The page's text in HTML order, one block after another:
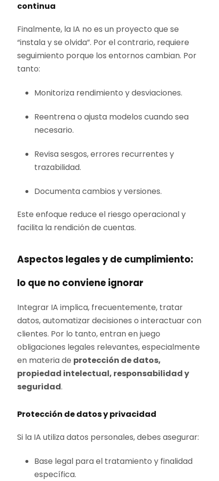
continua
Finalmente, la IA no es un proyecto que se
“instala y se olvida”. Por el contrario, requiere
seguimiento porque los entornos cambian. Por
tanto:
Monitoriza rendimiento y desviaciones.
Reentrena o ajusta modelos cuando sea
necesario.
Revisa sesgos, errores recurrentes y
trazabilidad.
Documenta cambios y versiones.
Este enfoque reduce el riesgo operacional y
facilita la rendición de cuentas.
Aspectos legales y de cumplimiento:
lo que no conviene ignorar
Integrar IA implica, frecuentemente, tratar
datos, automatizar decisiones o interactuar con
clientes. Por lo tanto, entran en juego
obligaciones legales relevantes, especialmente
en materia de protección de datos,
propiedad intelectual, responsabilidad y
seguridad.
Protección de datos y privacidad
Si la IA utiliza datos personales, debes asegurar:
Base legal para el tratamiento y finalidad
específica.